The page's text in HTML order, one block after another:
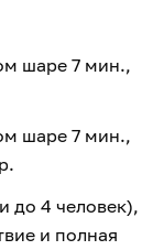
шаре 7 мин.,
шаре 7 мин.,
до 4 человек),
и полная